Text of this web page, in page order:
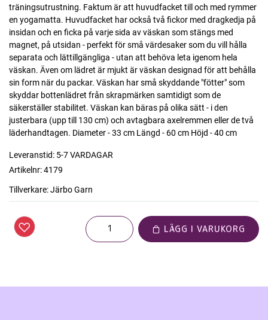
träningsutrustning. Faktum är att huvudfacket till och med rymmer
en yogamatta. Huvudfacket har också två fickor med dragkedja på
insidan och en ficka på varje sida av väskan som stängs med
magnet, på utsidan - perfekt för små värdesaker som du vill hålla
separata och lättillgängliga - utan att behöva leta igenom hela
väskan. Även om lädret är mjukt är väskan designad för att behålla
sin form när du packar. Väskan har små skyddande "fötter" som
skyddar bottenlädret från skrapmärken samtidigt som de
säkerställer stabilitet. Väskan kan bäras på olika sätt - i den
justerbara (upp till 130 cm) och avtagbara axelremmen eller de två
läderhandtagen. Diameter - 33 cm Längd - 60 cm Höjd - 40 cm
Leveranstid: 5-7 VARDAGAR
Artikelnr:4179
Tillverkare:Järbo Garn
LÄGG I VARUKORG